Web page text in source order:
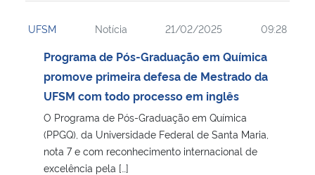
UFSM Notícia 21/02/2025 09:28
Programa de Pós-Graduação em Química
promove primeira defesa de Mestrado da
UFSM com todo processo em inglês
O Programa de Pós-Graduação em Química
(PPGQ), da Universidade Federal de Santa Maria,
nota 7 e com reconhecimento internacional de
excelência pela […]